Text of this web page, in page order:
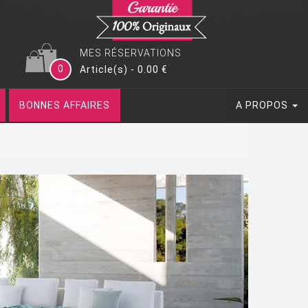
MES RÉSERVATIONS
0
Article(s) - 0.00 €
BONNES AFFAIRES A PROPOS